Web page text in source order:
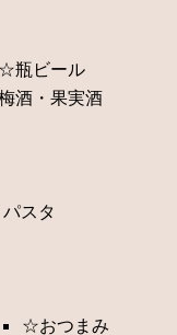
☆瓶ビール
酒・果実酒
スタ
☆おつまみ